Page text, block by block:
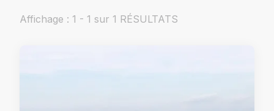
Affichage : 1 - 1 sur 1 RÉSULTATS